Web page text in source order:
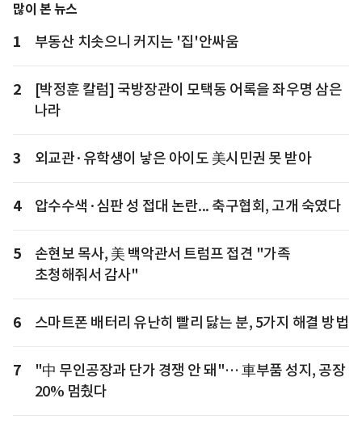
많이 본 뉴스
1 부동산 치솟으니 커지는 '집'안싸움
2
[박정훈 칼럼] 국방장관이 모택동 어록을 좌우명 삼은
나라
3 외교관·유학생이 낳은 아이도 美시민권 못 받아
4 압수수색·심판 성 접대 논란... 축구협회, 고개 숙였다
5
손현보 목사, 美 백악관서 트럼프 접견 "가족
초청해줘서 감사"
6 스마트폰 배터리 유난히 빨리 닳는 분, 5가지 해결 방법
7
"中 무인공장과 단가 경쟁 안 돼"… 車부품 성지, 공장
20% 멈췄다